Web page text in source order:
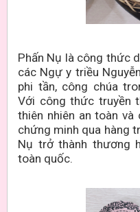
Phấn Nụ là công thức
các Ngự y triều
phi tần, công chúa
Với công thức truyền
thiên nhiên an toàn
chứng minh qua hàng
Nụ trở thành thương
toàn quốc.